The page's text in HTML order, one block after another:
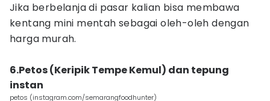
Jika berbelanja di pasar kalian bisa membawa
kentang mini mentah sebagai oleh-oleh dengan
harga murah.
6.Petos (Keripik Tempe Kemul) dan tepung
instan
petos (instagram.com/semarangfoodhunter)